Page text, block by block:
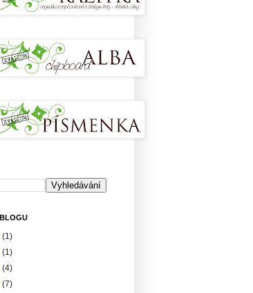
(1)
(1)
(4)
(7)